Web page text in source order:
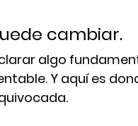
cambiar.
algo
Y aquí es